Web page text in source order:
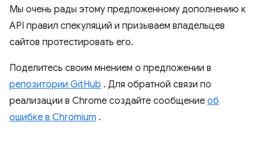
Мы очень рады этому предложенному дополнению к
API правил спекуляций и призываем владельцев
сайтов протестировать его.
Поделитесь своим мнением о предложении в
репозитории GitHub . Для обратной связи по
реализации в Chrome создайте сообщение об
ошибке в Chromium .